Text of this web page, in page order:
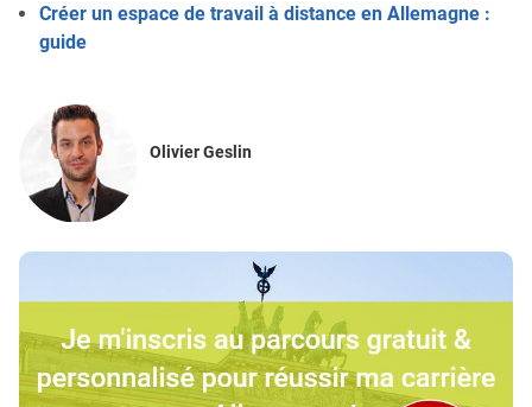
Créer un espace de travail à distance en Allemagne :
guide
Olivier Geslin